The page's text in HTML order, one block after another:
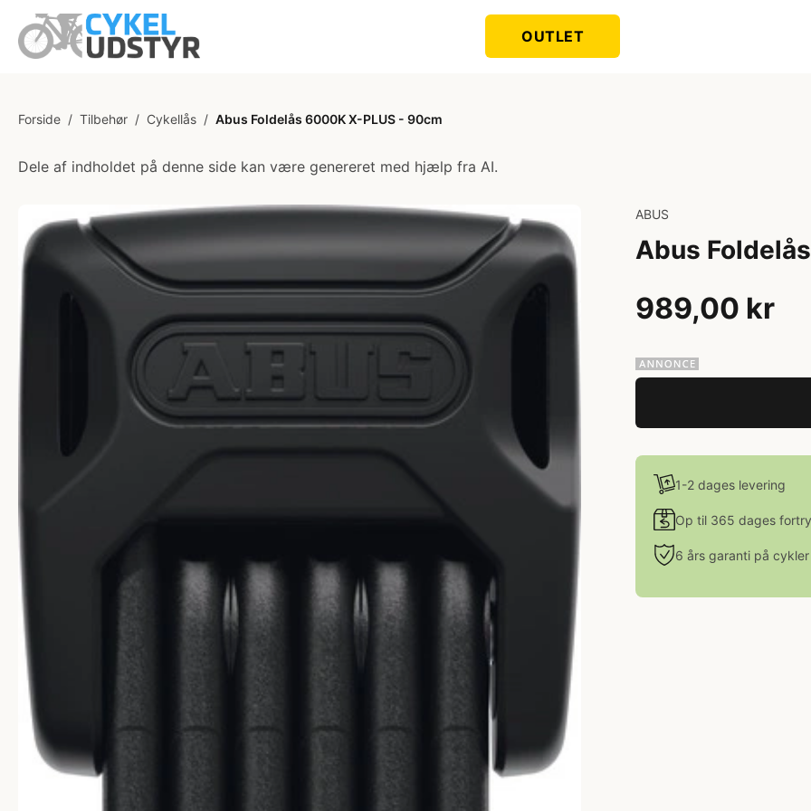
OUTLET
Forside / Tilbehør / Cykellås / Abus Foldelås 6000K X-PLUS - 90cm
Dele af indholdet på denne side kan være genereret med hjælp fra AI.
ABUS
Abus
989,00 kr
1-2 dages levering
Op til 365 dages
6 års garanti på cykler